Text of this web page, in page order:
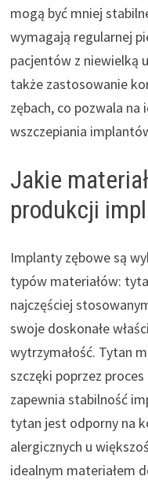
mogą być mniej
wymagają regularnej
pacjentów z niewielką
także zastosowanie
zębach, co pozwala
wszczepiania
Jakie
produkcji
Implanty zębowe są
typów materiałów:
najczęściej
swoje doskonałe
wytrzymałość. Tytan
szczęki poprzez
zapewnia stabilność
tytan jest odporny na
alergicznych u
idealnym materiałem